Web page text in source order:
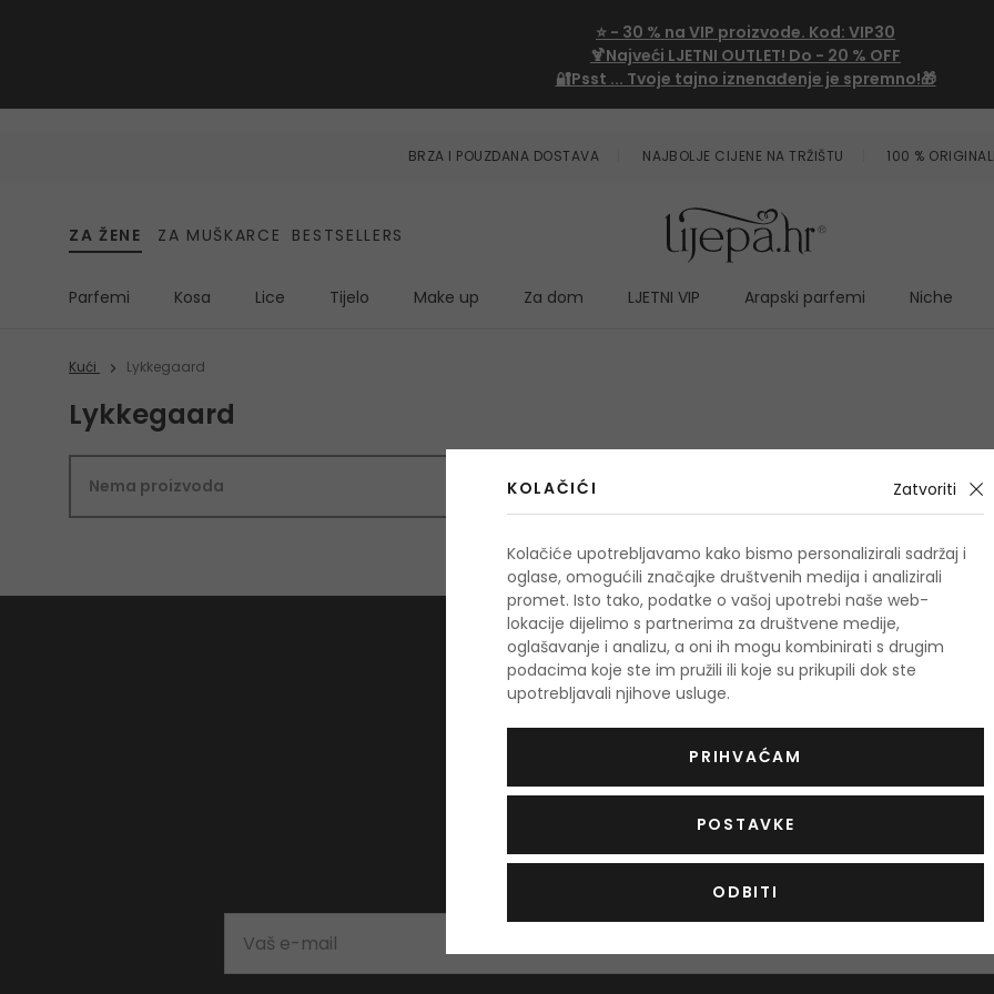
⭐ - 30 % na VIP proizvode. Kod: VIP30
🍹Najveći LJETNI OUTLET! Do - 20 % OFF
🔐Psst ... Tvoje tajno iznenađenje je spremno!🎁
BRZA I POUZDANA DOSTAVA NAJBOLJE CIJENE NA TRŽIŠTU 100 %
ZA ŽENE ZA MUŠKARCE BESTSELLERS
Parfemi Kosa Lice Tijelo Make up Za dom LJETNI VIP Arapski parfemi Niche
Kući Lykkegaard
Lykkegaard
Nema proizvoda
Prijava na newsletter
KOLAČIĆI Zatvoriti
Kolačiće upotrebljavamo kako bismo personalizirali sadržaj i
oglase, omogućili značajke društvenih medija i analizirali
promet. Isto tako, podatke o vašoj upotrebi naše web-
lokacije dijelimo s partnerima za društvene medije,
oglašavanje i analizu, a oni ih mogu kombinirati s drugim
podacima koje ste im pružili ili koje su prikupili dok ste
upotrebljavali njihove usluge.
PRIHVAĆAM
POSTAVKE
ODBITI